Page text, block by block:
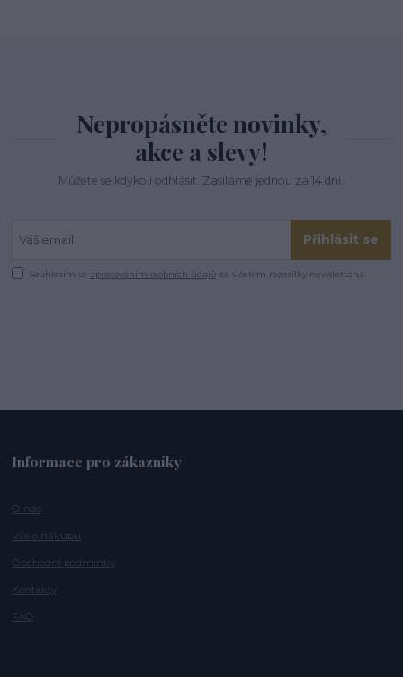
Nepropásněte novinky,
akce a slevy!
Můžete se kdykoli odhlásit. Zasíláme jednou za 14 dní.
Přihlásit se
Souhlasím se zpracováním osobních údajů za účelem rozesílky newsletteru.
Informace pro zákazníky
O nás
Vše o nákupu
Obchodní podmínky
Kontakty
FAQ